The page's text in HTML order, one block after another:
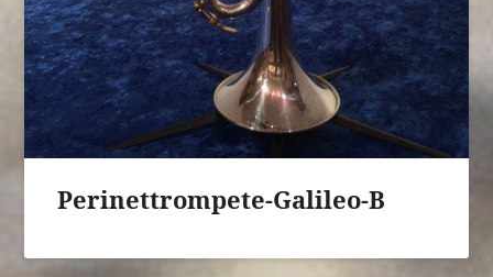
Perinettrompete-Galileo-B